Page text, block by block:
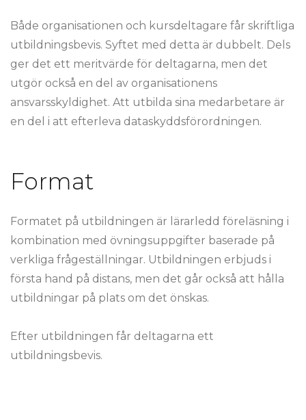
Både organisationen och kursdeltagare får skriftliga
utbildningsbevis. Syftet med detta är dubbelt. Dels
ger det ett meritvärde för deltagarna, men det
utgör också en del av organisationens
ansvarsskyldighet. Att utbilda sina medarbetare är
en del i att efterleva dataskyddsförordningen.
Format
Formatet på utbildningen är lärarledd föreläsning i
kombination med övningsuppgifter baserade på
verkliga frågeställningar. Utbildningen erbjuds i
första hand på distans, men det går också att hålla
utbildningar på plats om det önskas.
Efter utbildningen får deltagarna ett
utbildningsbevis.